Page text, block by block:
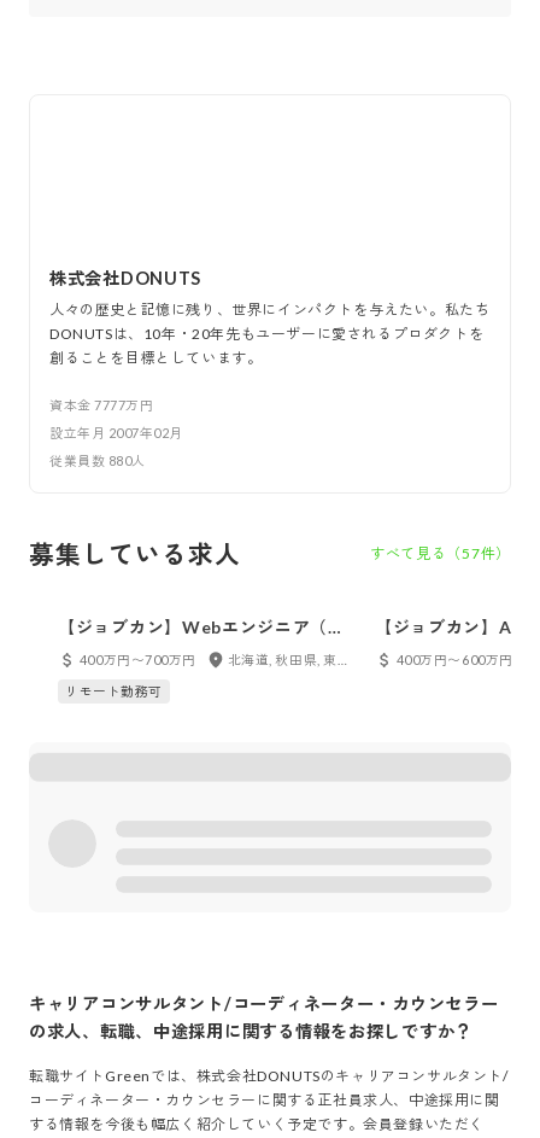
株式会社DONUTS
人々の歴史と記憶に残り、世界にインパクトを与えたい。私たち
DONUTSは、10年・20年先もユーザーに愛されるプロダクトを
創ることを目標としています。
資本金7777万円
設立年月 2007年02月
従業員数 880人
募集している求人 すべて見る（57件）
【ジョブカン】Webエンジニア（札
幌/東京）
400万円〜700万円
リモート勤務可
【ジョブカン】AI
京）400万円〜600万円
キャリアコンサルタント/コーディネーター・カウンセラー
の求人、転職、中途採用に関する情報をお探しですか？
転職サイトGreenでは、 株式会社DONUTSの キャリアコンサルタント/
コーディネーター・カウンセラー に関する正社員求人、中途採用に関
する情報を今後も幅広く紹介していく予定です。会員登録いただく